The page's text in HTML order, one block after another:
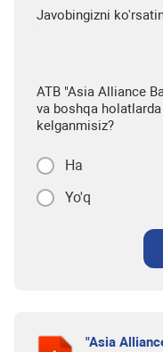
Javobingizni
ATB "Asia Alliance
va boshqa
kelganmisiz?
Ha
Yo'q
"Asia